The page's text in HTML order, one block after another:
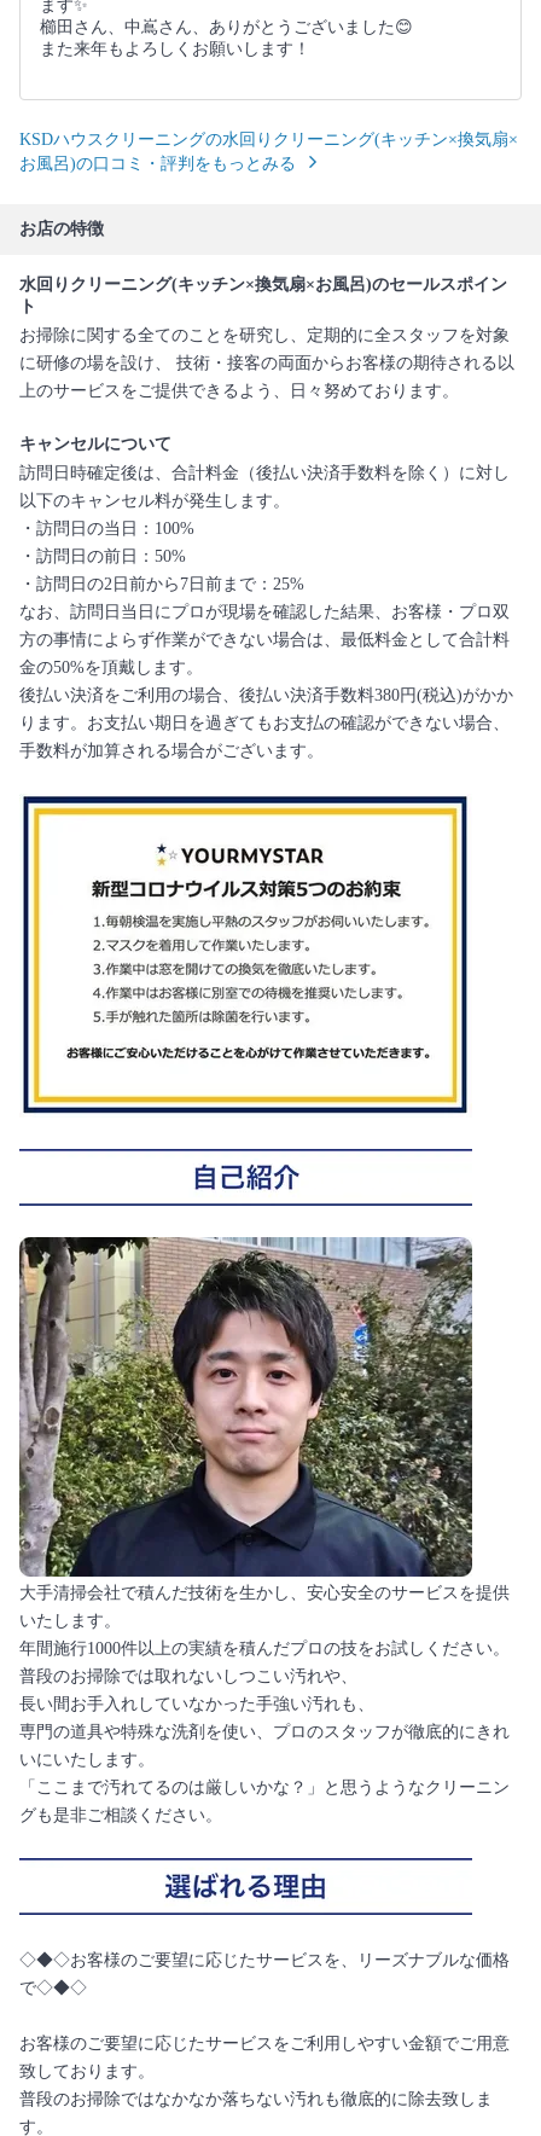
ます✨️
櫛田さん、中嶌さん、ありがとうございました😊
また来年もよろしくお願いします！
KSDハウスクリーニングの水回りクリーニング(キッチン×換気扇×
お風呂)の口コミ・評判をもっとみる
お店の特徴
水回りクリーニング(キッチン×換気扇×お風呂)のセールスポイン
ト
お掃除に関する全てのことを研究し、定期的に全スタッフを対象
に研修の場を設け、 技術・接客の両面からお客様の期待される以
上のサービスをご提供できるよう、日々努めております。
キャンセルについて
訪問日時確定後は、合計料金（後払い決済手数料を除く）に対し
以下のキャンセル料が発生します。
・訪問日の当日：100%
・訪問日の前日：50%
・訪問日の2日前から7日前まで：25%
なお、訪問日当日にプロが現場を確認した結果、お客様・プロ双
方の事情によらず作業ができない場合は、最低料金として合計料
金の50%を頂戴します。
後払い決済をご利用の場合、後払い決済手数料380円(税込)がかか
ります。お支払い期日を過ぎてもお支払の確認ができない場合、
手数料が加算される場合がございます。
大手清掃会社で積んだ技術を生かし、安心安全のサービスを提供
いたします。
年間施行1000件以上の実績を積んだプロの技をお試しください。
普段のお掃除では取れないしつこい汚れや、
長い間お手入れしていなかった手強い汚れも、
専門の道具や特殊な洗剤を使い、プロのスタッフが徹底的にきれ
いにいたします。
「ここまで汚れてるのは厳しいかな？」と思うようなクリーニン
グも是非ご相談ください。
◇◆◇お客様のご要望に応じたサービスを、リーズナブルな価格
で◇◆◇
お客様のご要望に応じたサービスをご利用しやすい金額でご用意
致しております。
普段のお掃除ではなかなか落ちない汚れも徹底的に除去致しま
す。